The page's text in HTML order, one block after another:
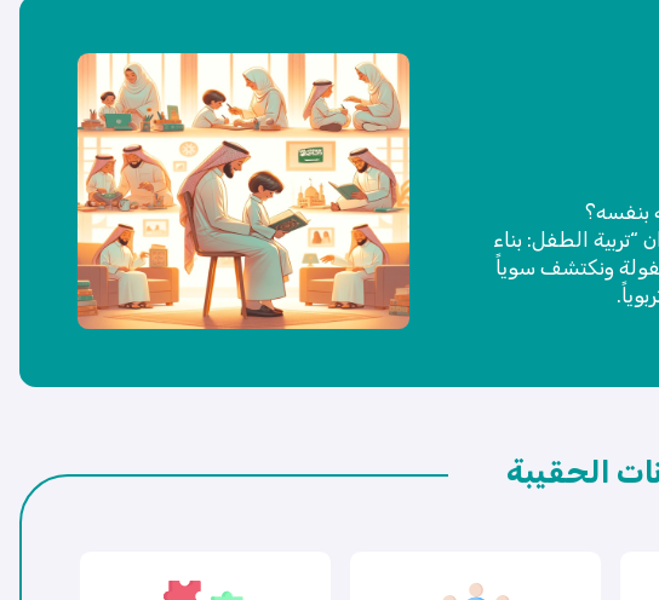
بنفسه؟
“تربية الطفل: بناء
ونكتشف سوياً
الحقيبة